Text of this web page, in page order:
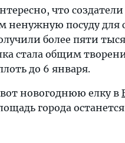
что
ненужную посуду для
более пяти
стала общим
до 6 января.
новогоднюю елку в
города останется